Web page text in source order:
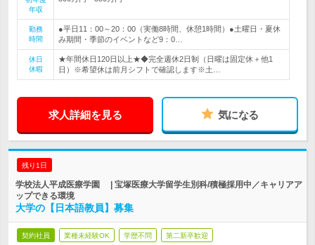
年収
勤務
時間
●平日11：00～20：00（実働8時間、休憩1時間）●土曜日・夏休
み期間・季節のイベントなど9：0…
休日
休暇
★年間休日120日以上★◆完全週休2日制（日曜は固定休＋他1
日）※希望休は前月シフトで確認します※土…
求人詳細を見る 気になる
残り1日
学校法人平成医療学園 | 宝塚医療大学留学生別科/積極採用中／キャリアア
ップできる環境
大学の【日本語教員】募集
契約社員 業種未経験OK 学歴不問 第二新卒歓迎